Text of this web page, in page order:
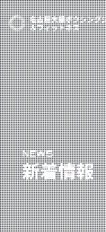
プ
レ
名古屋大
大
NEWS
新着情報